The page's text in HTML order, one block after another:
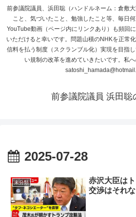
前参議院議員、浜田聡（ハンドルネーム：倉敷
こと、気づいたこと、勉強したこと等、毎日
YouTube動画（ページ内にリンクあり）も頻回
いただけると幸いです。問題山積のNHKを正常
信料を払う制度（スクランブル化）実現を目指
い規制の改革を進めていきたいです。私
前参議院議員 浜田聡
2025-07-28
未分類
赤沢大臣は
交渉はそれ